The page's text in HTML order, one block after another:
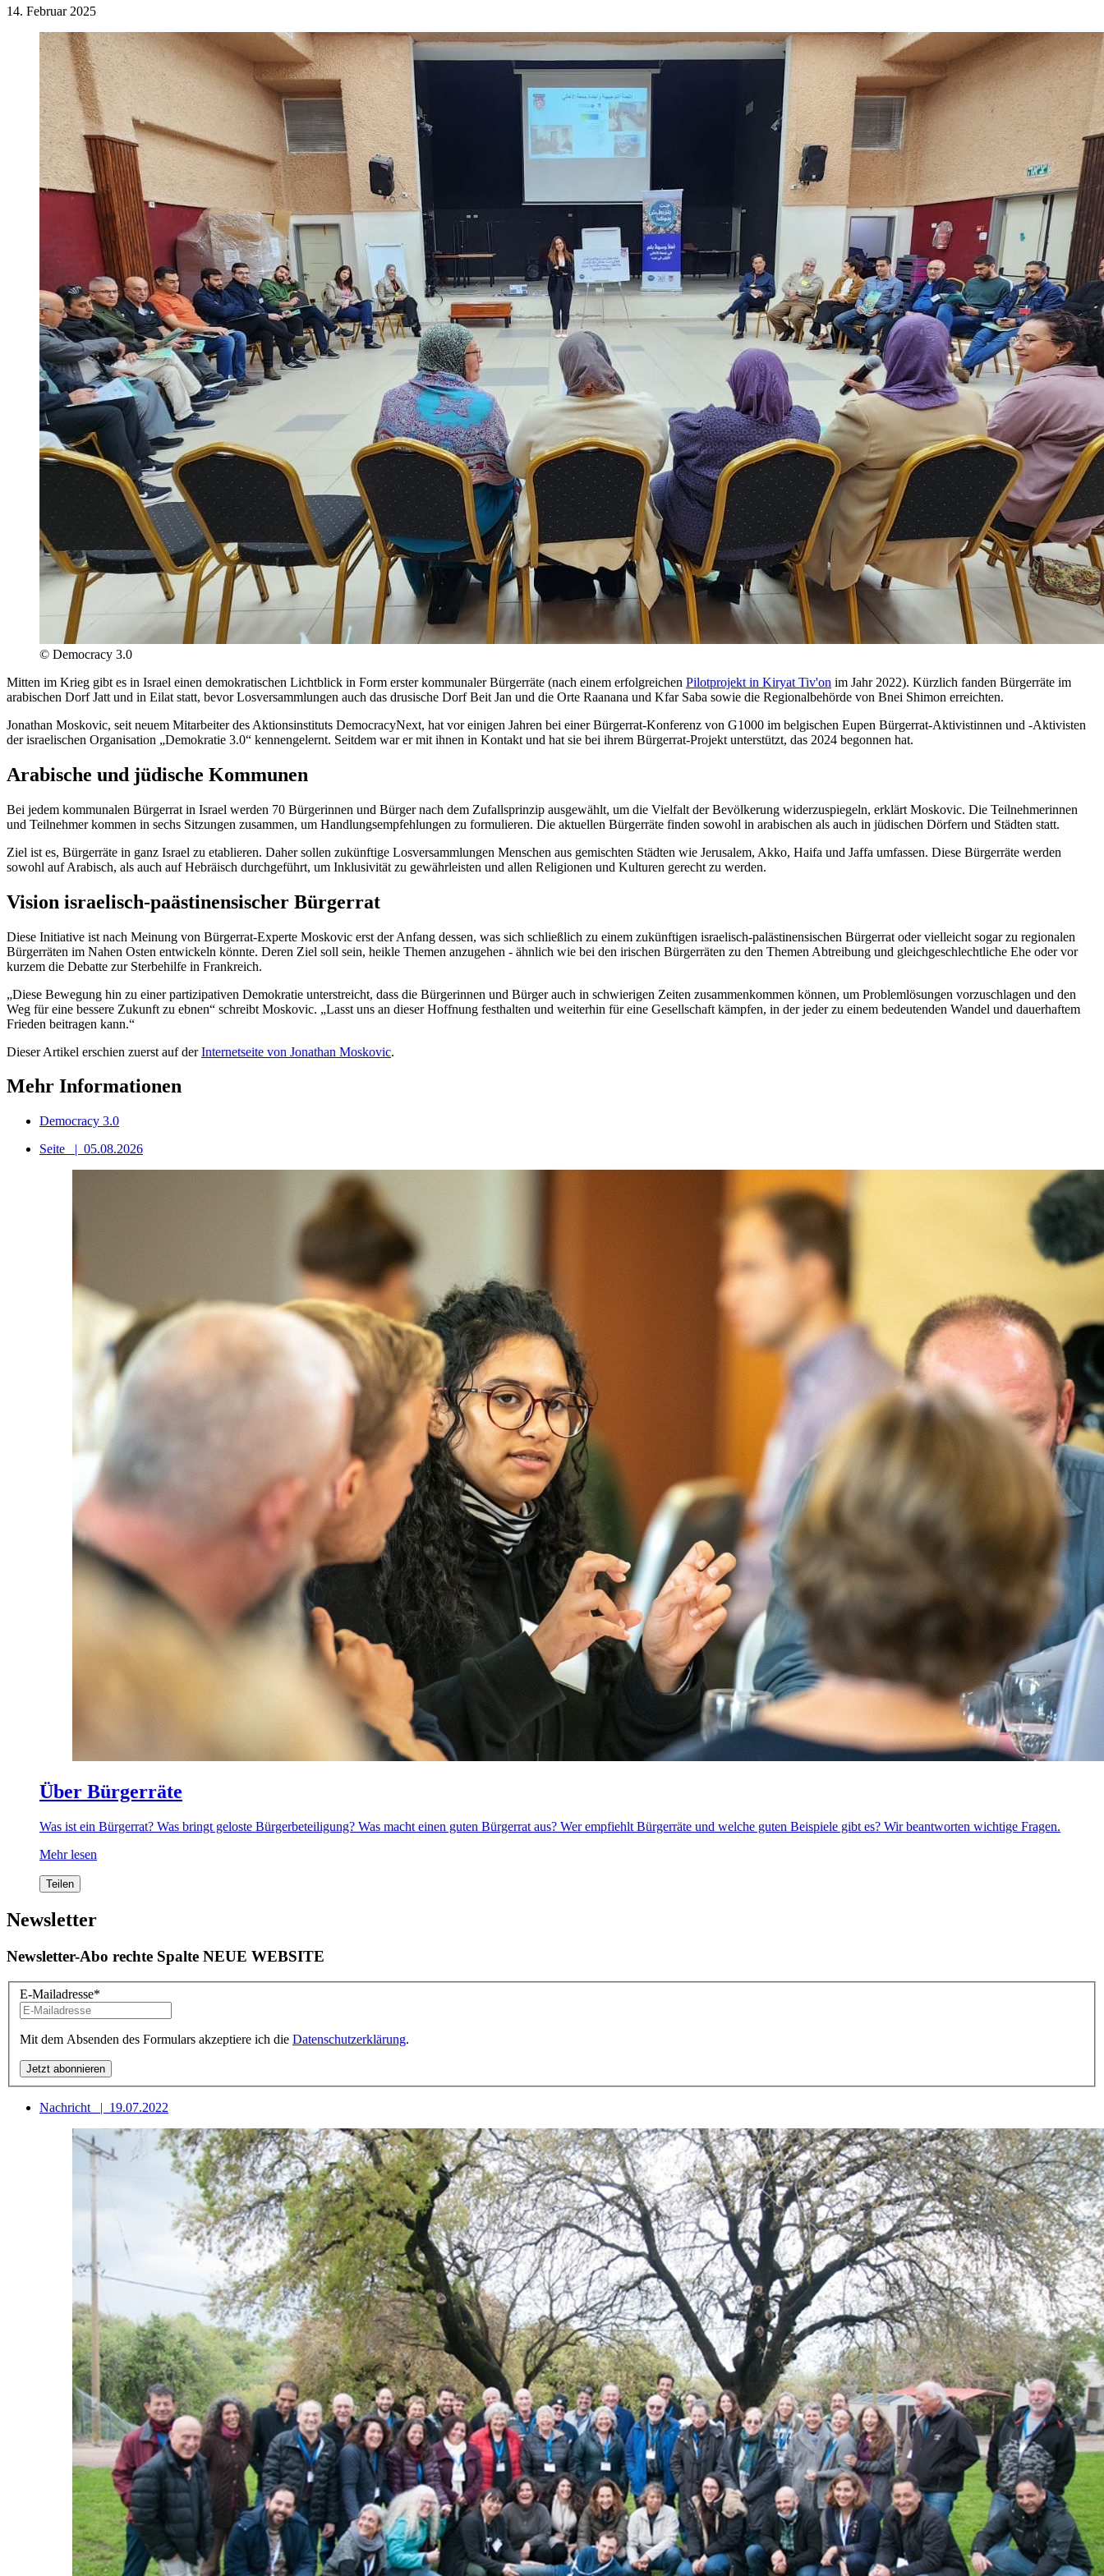
14. Februar 2025
© Democracy 3.0
Mitten im Krieg gibt es in Israel einen demokratischen Lichtblick in Form erster kommunaler Bürgerräte (nach einem erfolgreichen Pilotprojekt in Kiryat Tiv'on im Jahr 2022). Kürzlich fanden Bürgerräte im
arabischen Dorf Jatt und in Eilat statt, bevor Losversammlungen auch das drusische Dorf Beit Jan und die Orte Raanana und Kfar Saba sowie die Regionalbehörde von Bnei Shimon erreichten.
Jonathan Moskovic, seit neuem Mitarbeiter des Aktionsinstituts DemocracyNext, hat vor einigen Jahren bei einer Bürgerrat-Konferenz von G1000 im belgischen Eupen Bürgerrat-Aktivistinnen und -Aktivisten
der israelischen Organisation „Demokratie 3.0“ kennengelernt. Seitdem war er mit ihnen in Kontakt und hat sie bei ihrem Bürgerrat-Projekt unterstützt, das 2024 begonnen hat.
Arabische und jüdische Kommunen
Bei jedem kommunalen Bürgerrat in Israel werden 70 Bürgerinnen und Bürger nach dem Zufallsprinzip ausgewählt, um die Vielfalt der Bevölkerung widerzuspiegeln, erklärt Moskovic. Die Teilnehmerinnen
und Teilnehmer kommen in sechs Sitzungen zusammen, um Handlungsempfehlungen zu formulieren. Die aktuellen Bürgerräte finden sowohl in arabischen als auch in jüdischen Dörfern und Städten statt.
Ziel ist es, Bürgerräte in ganz Israel zu etablieren. Daher sollen zukünftige Losversammlungen Menschen aus gemischten Städten wie Jerusalem, Akko, Haifa und Jaffa umfassen. Diese Bürgerräte werden
sowohl auf Arabisch, als auch auf Hebräisch durchgeführt, um Inklusivität zu gewährleisten und allen Religionen und Kulturen gerecht zu werden.
Vision israelisch-paästinensischer Bürgerrat
Diese Initiative ist nach Meinung von Bürgerrat-Experte Moskovic erst der Anfang dessen, was sich schließlich zu einem zukünftigen israelisch-palästinensischen Bürgerrat oder vielleicht sogar zu regionalen
Bürgerräten im Nahen Osten entwickeln könnte. Deren Ziel soll sein, heikle Themen anzugehen - ähnlich wie bei den irischen Bürgerräten zu den Themen Abtreibung und gleichgeschlechtliche Ehe oder vor
kurzem die Debatte zur Sterbehilfe in Frankreich.
„Diese Bewegung hin zu einer partizipativen Demokratie unterstreicht, dass die Bürgerinnen und Bürger auch in schwierigen Zeiten zusammenkommen können, um Problemlösungen vorzuschlagen und den
Weg für eine bessere Zukunft zu ebnen“ schreibt Moskovic. „Lasst uns an dieser Hoffnung festhalten und weiterhin für eine Gesellschaft kämpfen, in der jeder zu einem bedeutenden Wandel und dauerhaftem
Frieden beitragen kann.“
Dieser Artikel erschien zuerst auf derInternetseite von Jonathan Moskovic.
Mehr Informationen
Democracy 3.0
Seite
| 05.08.2026
Über Bürgerräte
Was ist ein Bürgerrat? Was bringt geloste Bürgerbeteiligung? Was macht einen guten Bürgerrat aus? Wer empfiehlt Bürgerräte und welche guten Beispiele gibt es? Wir beantworten wichtige Fragen.
Mehr lesen
Teilen
Newsletter
Newsletter-Abo rechte Spalte NEUE WEBSITE
E-Mailadresse*
Mit dem Absenden des Formulars akzeptiere ich die Datenschutzerklärung.
Nachricht | 19.07.2022